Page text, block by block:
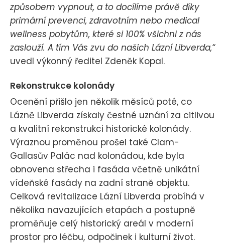
způsobem vypnout, a to docílíme právě díky
primární prevenci, zdravotním nebo medical
wellness pobytům, které si 100% všichni z nás
zaslouží. A tím Vás zvu do našich Lázní Libverda,“
uvedl výkonný ředitel Zdeněk Kopal.
Rekonstrukce kolonády
Ocenění přišlo jen několik měsíců poté, co
Lázně Libverda získaly čestné uznání za citlivou
a kvalitní rekonstrukci historické kolonády.
Výraznou proměnou prošel také Clam-
Gallasův Palác nad kolonádou, kde byla
obnovena střecha i fasáda včetně unikátní
vídeňské fasády na zadní straně objektu.
Celková revitalizace Lázní Libverda probíhá v
několika navazujících etapách a postupně
proměňuje celý historický areál v moderní
prostor pro léčbu, odpočinek i kulturní život.